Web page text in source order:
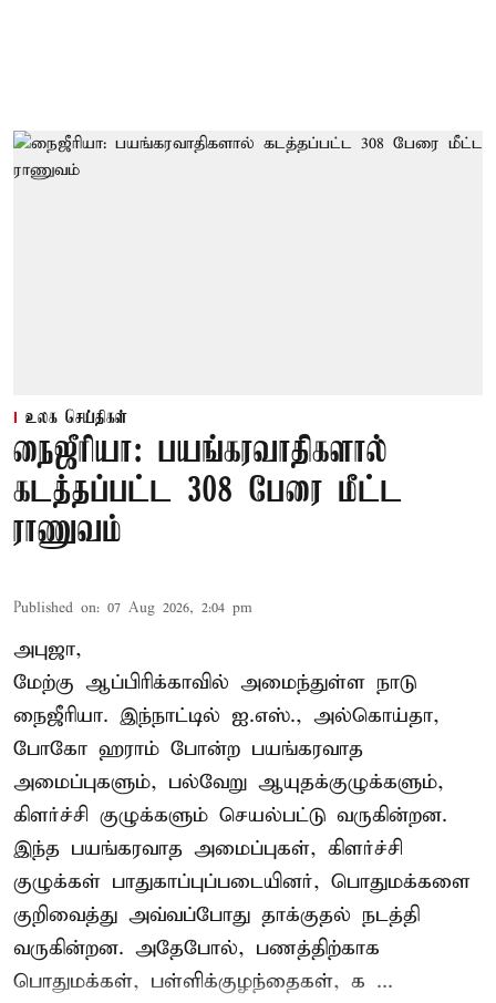
உலக செய்திகள்
நைஜீரியா: பயங்கரவாதிகளால்
கடத்தப்பட்ட 308 பேரை மீட்ட
ராணுவம்
Published on: 07 Aug 2026, 2:04 pm
அபுஜா,
மேற்கு ஆப்பிரிக்காவில் அமைந்துள்ள நாடு
நைஜீரியா. இந்நாட்டில் ஐ.எஸ்., அல்கொய்தா,
போகோ ஹராம் போன்ற பயங்கரவாத
அமைப்புகளும், பல்வேறு ஆயுதக்குழுக்களும்,
கிளர்ச்சி குழுக்களும் செயல்பட்டு வருகின்றன.
இந்த பயங்கரவாத அமைப்புகள், கிளர்ச்சி
குழுக்கள் பாதுகாப்புப்படையினர், பொதுமக்களை
குறிவைத்து அவ்வப்போது தாக்குதல் நடத்தி
வருகின்றன. அதேபோல், பணத்திற்காக
பொதுமக்கள், பள்ளிக்குழந்தைகள், க ...